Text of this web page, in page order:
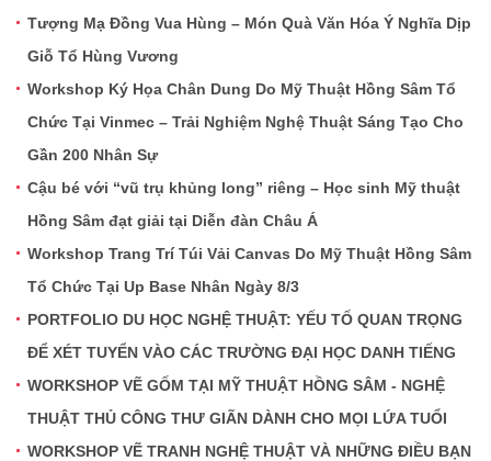
Tượng Mạ Đồng Vua Hùng – Món Quà Văn Hóa Ý Nghĩa Dịp
Giỗ Tổ Hùng Vương
Workshop Ký Họa Chân Dung Do Mỹ Thuật Hồng Sâm Tổ
Chức Tại Vinmec – Trải Nghiệm Nghệ Thuật Sáng Tạo Cho
Gần 200 Nhân Sự
Cậu bé với “vũ trụ khủng long” riêng – Học sinh Mỹ thuật
Hồng Sâm đạt giải tại Diễn đàn Châu Á
Workshop Trang Trí Túi Vải Canvas Do Mỹ Thuật Hồng Sâm
Tổ Chức Tại Up Base Nhân Ngày 8/3
PORTFOLIO DU HỌC NGHỆ THUẬT: YẾU TỐ QUAN TRỌNG
ĐỂ XÉT TUYỂN VÀO CÁC TRƯỜNG ĐẠI HỌC DANH TIẾNG
WORKSHOP VẼ GỐM TẠI MỸ THUẬT HỒNG SÂM - NGHỆ
THUẬT THỦ CÔNG THƯ GIÃN DÀNH CHO MỌI LỨA TUỔI
WORKSHOP VẼ TRANH NGHỆ THUẬT VÀ NHỮNG ĐIỀU BẠN